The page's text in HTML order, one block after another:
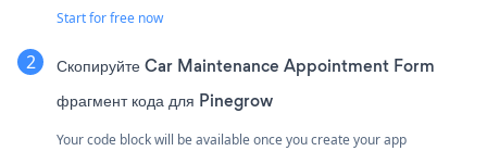
Start for free now
Скопируйте Car Maintenance Appointment Form
фрагмент кода для Pinegrow
Your code block will be available once you create your app